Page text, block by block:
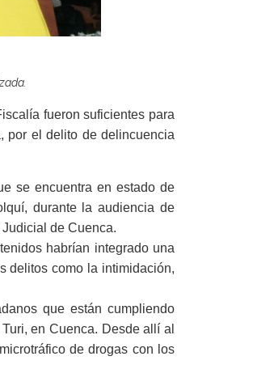
fueron suficientes para
por el delito de delincuencia
se encuentra en estado de
durante la audiencia de
de Cuenca.
habrían integrado una
delitos como la intimidación,
que están cumpliendo
en Cuenca. Desde allí al
de drogas con los